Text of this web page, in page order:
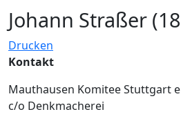
Johann Straßer
Drucken
Kontakt
Mauthausen Komitee Stuttgart
c/o Denkmacherei